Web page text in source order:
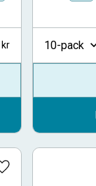
10-pack
Lägg till i favoriter